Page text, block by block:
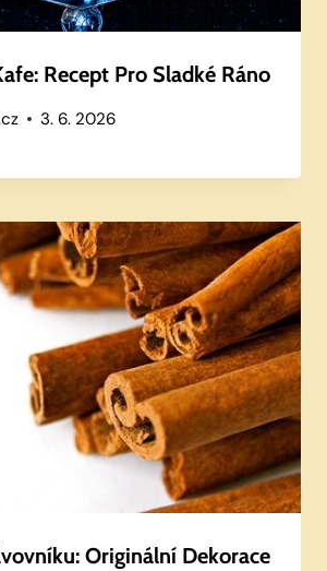
Recept Pro Sladké Ráno
3. 6. 2026
Originální Dekorace